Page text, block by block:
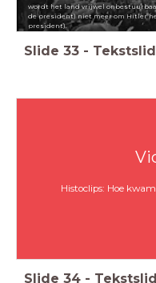
wordt het land vrijwel
de president) niet meer om Hitler
president).
Slide 33 -
Histoclips: Hoe
Slide 34 -